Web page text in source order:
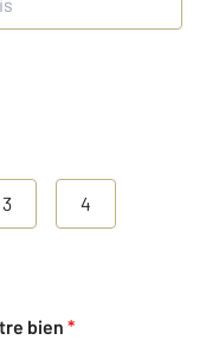
3 4
bien *